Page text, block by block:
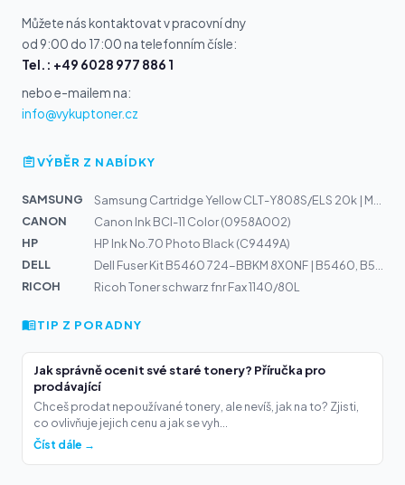
Můžete nás kontaktovat v pracovní dny
od 9:00 do 17:00 na telefonním čísle:
Tel.: +49 6028 977 886 1
nebo e-mailem na:
info@vykuptoner.cz
VÝBĚR Z NABÍDKY
SAMSUNG
CANON
Canon Ink BCI-11 Color (0958A002)
HP
HP Ink No.70 Photo Black (C9449A)
DELL
RICOH
Ricoh Toner schwarz fnr Fax 1140/80L
TIP Z PORADNY
Jak správně ocenit své staré tonery? Příručka pro
prodávající
Chceš prodat nepoužívané tonery, ale nevíš, jak na to? Zjisti,
co ovlivňuje jejich cenu a jak se vyh...
Číst dále →